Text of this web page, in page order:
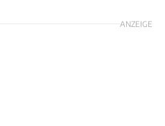
ANZEIGE